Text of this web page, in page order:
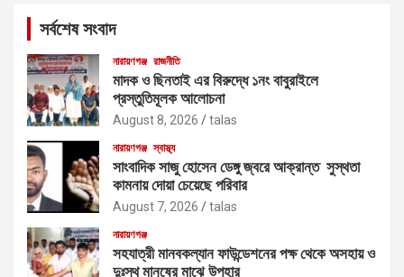
সর্বশেষ সংবাদ
নারায়ণগঞ্জ রাজনীতি
মাদক ও ছিনতাই এর বিরুদ্ধে ১নং বাবুরাইলে
প্রস্তুতিমূলক আলোচনা
August 8, 2026 talas
নারায়ণগঞ্জ স্বাস্থ্য
সাংবাদিক সাজু হোসেন ডেঙ্গু জ্বরে আক্রান্ত সুস্থতা
কামনায় দোয়া চেয়েছে পরিবার
August 7, 2026 talas
নারায়ণগঞ্জ
সহযাত্রী মানবকল্যান ফাউন্ডেশনের পক্ষ থেকে অসহায় ও
দুঃস্থ মানুষের মাঝে উপহার